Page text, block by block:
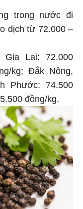
trong nước đi
dịch từ 72.000 –
Lai: 72.000
kg; Đắk Nông,
Phước: 74.500
đồng/kg.